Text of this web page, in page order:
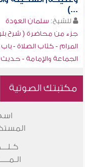
...)
للشيخ: سلمان العودة
جزء من محاضرة ( شرح
المرام - كتاب الصلاة -
الجماعة والإمامة - حديث 446)
مكتبتك الصوتية